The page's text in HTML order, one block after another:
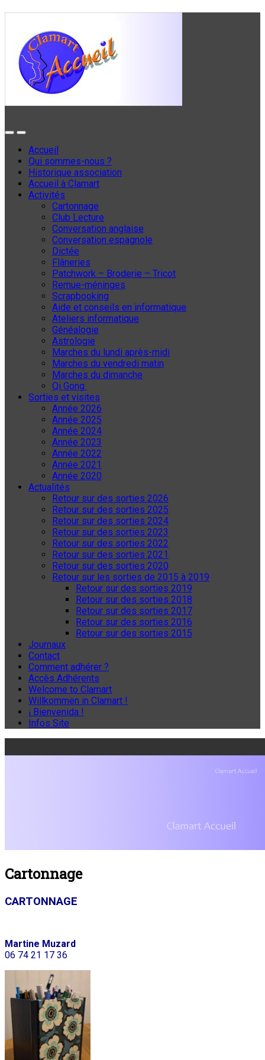
Accueil
Qui sommes-nous ?
Historique association
Accueil à Clamart
Activités
Cartonnage
Club Lecture
Conversation anglaise
Conversation espagnole
Dictée
Flâneries
Patchwork – Broderie – Tricot
Remue-méninges
Scrapbooking
Aide et conseils en informatique
Ateliers informatique
Généalogie
Astrologie
Marches du lundi après-midi
Marches du vendredi matin
Marches du dimanche
Qi Gong
Sorties et visites
Année 2026
Année 2025
Année 2024
Année 2023
Année 2022
Année 2021
Année 2020
Actualités
Retour sur des sorties 2026
Retour sur des sorties 2025
Retour sur des sorties 2024
Retour sur des sorties 2023
Retour sur des sorties 2022
Retour sur des sorties 2021
Retour sur des sorties 2020
Retour sur les sorties de 2015 à 2019
Retour sur des sorties 2019
Retour sur des sorties 2018
Retour sur des sorties 2017
Retour sur des sorties 2016
Retour sur des sorties 2015
Journaux
Contact
Comment adhérer ?
Accès Adhérents
Welcome to Clamart
Willkommen in Clamart !
¡ Bienvenida !
Infos Site
Cartonnage
CARTONNAGE
Martine Muzard
06 74 21 17 36